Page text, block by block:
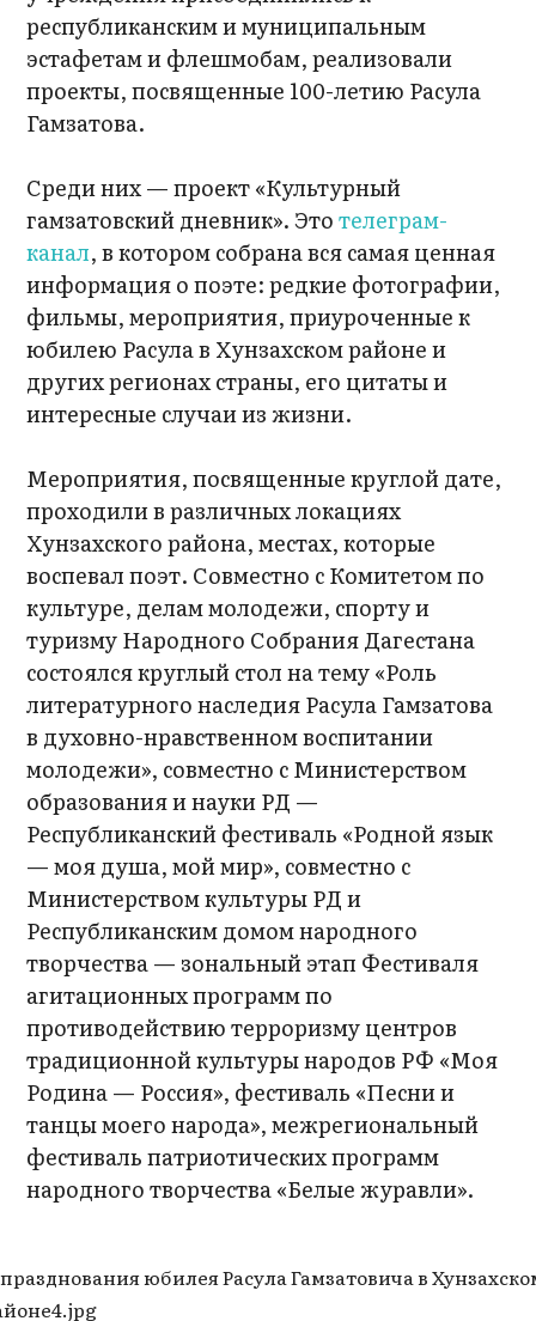
республиканским и муниципальным
эстафетам и флешмобам, реализовали
проекты, посвященные 100-летию Расула
Гамзатова.
Среди них — проект «Культурный
гамзатовский дневник». Этотелеграм-
канал, в котором собрана вся самая ценная
информация о поэте: редкие фотографии,
фильмы, мероприятия, приуроченные к
юбилею Расула в Хунзахском районе и
других регионах страны, его цитаты и
интересные случаи из жизни.
Мероприятия, посвященные круглой дате,
проходили в различных локациях
Хунзахского района, местах, которые
воспевал поэт. Совместно с Комитетом по
культуре, делам молодежи, спорту и
туризму Народного Собрания Дагестана
состоялся круглый стол на тему «Роль
литературного наследия Расула Гамзатова
в духовно-нравственном воспитании
молодежи», совместно с Министерством
образования и науки РД —
Республиканский фестиваль «Родной язык
— моя душа, мой мир», совместно с
Министерством культуры РД и
Республиканским домом народного
творчества — зональный этап Фестиваля
агитационных программ по
противодействию терроризму центров
традиционной культуры народов РФ «Моя
Родина — Россия», фестиваль «Песни и
танцы моего народа», межрегиональный
фестиваль патриотических программ
народного творчества «Белые журавли».